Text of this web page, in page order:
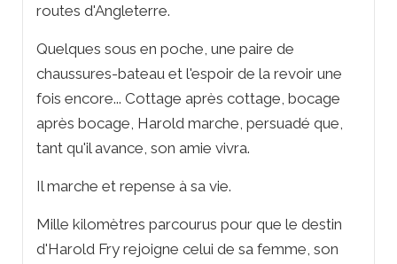
routes d'Angleterre.
Quelques sous en poche, une paire de
chaussures-bateau et l'espoir de la revoir une
fois encore... Cottage après cottage, bocage
après bocage, Harold marche, persuadé que,
tant qu'il avance, son amie vivra.
Il marche et repense à sa vie.
Mille kilomètres parcourus pour que le destin
d'Harold Fry rejoigne celui de sa femme, son